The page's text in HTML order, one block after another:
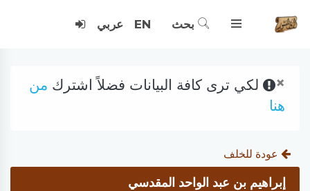
بحث EN عربي
× لكي ترى كافة البيانات فضلاً اشترك من
هنا
عودة للخلف
إبراهيم بن عبد الواحد المقدسي